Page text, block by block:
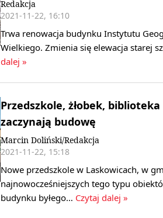
Redakcja
2021-11-22, 16:10
Trwa renowacja budynku Instytutu
Wielkiego. Zmienia się elewacja starej
dalej »
Przedszkole, żłobek,
zaczynają budowę
Marcin Doliński/Redakcja
2021-11-22, 15:18
Nowe przedszkole w Laskowicach, w
najnowocześniejszych tego typu
budynku byłego… Czytaj dalej »